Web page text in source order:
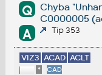
Q
Chyba
C0000005
A Tip 353
VIZ3 ACAD ACLT
* CAD